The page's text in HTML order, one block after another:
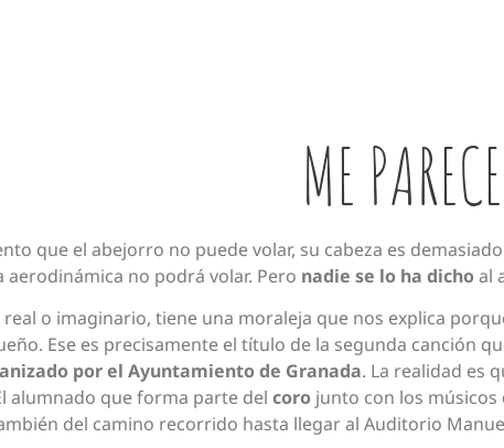
ME
que el abejorro no puede volar, su cabeza es
aerodinámica no podrá volar. Pero nadie se lo ha dichoal
o imaginario, tiene una moraleja que nos explica
Ese es precisamente el título de la segunda canción
por el Ayuntamiento de Granada. La realidad es
alumnado que forma parte del coro junto con los
del camino recorrido hasta llegar al Auditorio